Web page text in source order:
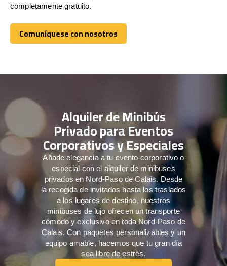
completamente gratuito.
Comuníquese con nosotros
Comuníquese con nosotros
Alquiler de Minibús
Privado para Eventos
Corporativos y Especiales
Añade elegancia a tu evento corporativo o
especial con el alquiler de minibuses
privados en Nord-Paso de Calais. Desde
la recogida de invitados hasta los traslados
a los lugares de destino, nuestros
minibuses de lujo ofrecen un transporte
cómodo y exclusivo en toda Nord-Paso de
Calais. Con paquetes personalizables y un
equipo amable, hacemos que tu gran día
sea libre de estrés.